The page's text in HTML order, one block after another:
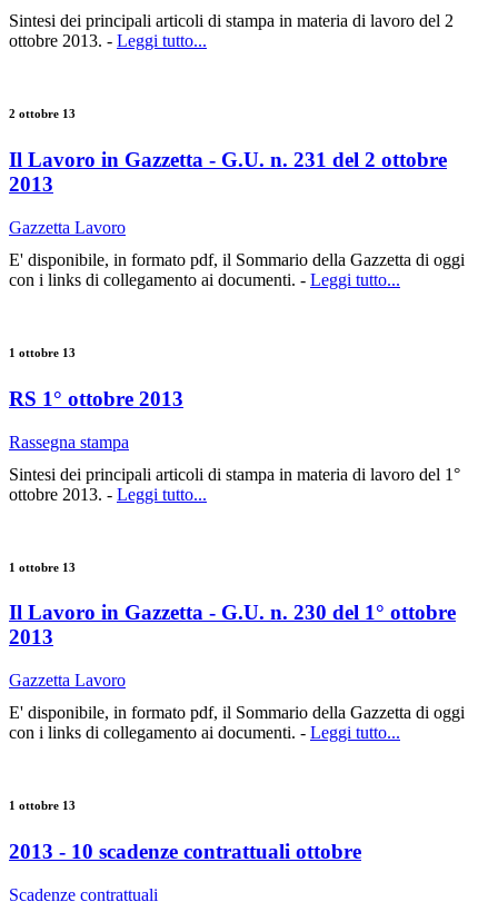
Sintesi dei principali articoli di stampa in materia di lavoro del 2
ottobre 2013. - Leggi tutto...
2 ottobre 13
Il Lavoro in Gazzetta - G.U. n. 231 del 2 ottobre
2013
Gazzetta Lavoro
E' disponibile, in formato pdf, il Sommario della Gazzetta di oggi
con i links di collegamento ai documenti. - Leggi tutto...
1 ottobre 13
RS 1° ottobre 2013
Rassegna stampa
Sintesi dei principali articoli di stampa in materia di lavoro del 1°
ottobre 2013. - Leggi tutto...
1 ottobre 13
Il Lavoro in Gazzetta - G.U. n. 230 del 1° ottobre
2013
Gazzetta Lavoro
E' disponibile, in formato pdf, il Sommario della Gazzetta di oggi
con i links di collegamento ai documenti. - Leggi tutto...
1 ottobre 13
2013 - 10 scadenze contrattuali ottobre
Scadenze contrattuali